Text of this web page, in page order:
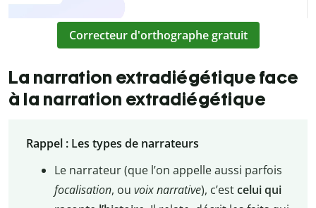
Correcteur d'orthographe gratuit
La narration extradiégétique face
à la narration extradiégétique
Rappel : Les types de narrateurs
Le narrateur (que l’on appelle aussi parfois
focalisation, ou voix narrative), c’estcelui qui